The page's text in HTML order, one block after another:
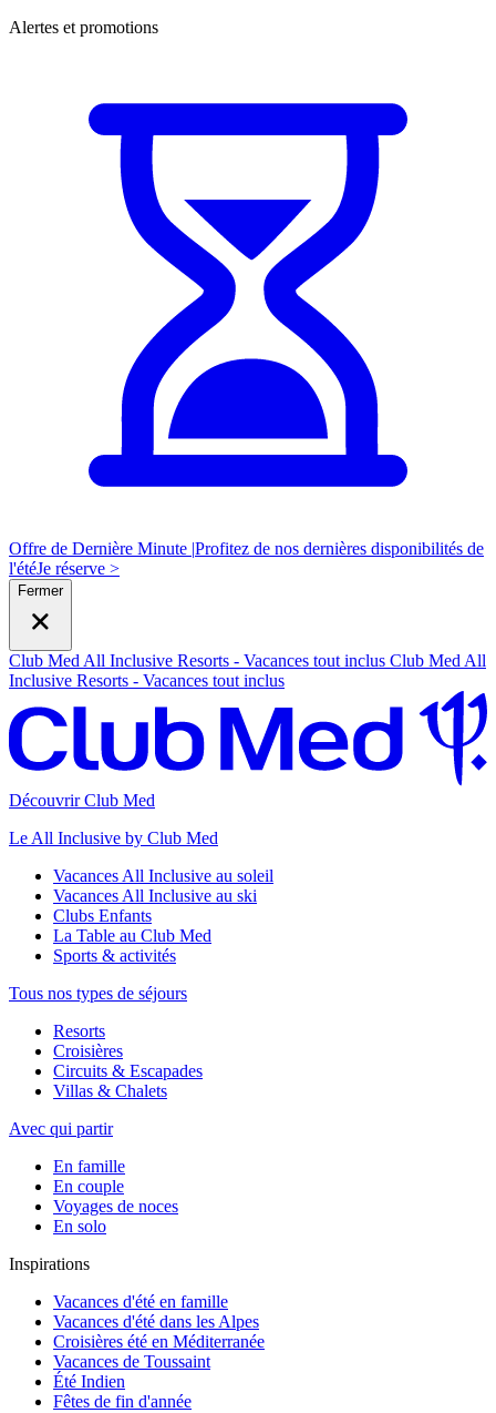
Alertes et promotions
Offre de Dernière Minute |Profitez de nos dernières disponibilités de
l'étéJe réserve >
Fermer
Club Med All Inclusive Resorts - Vacances tout inclus Club Med All
Inclusive Resorts - Vacances tout inclus
Découvrir Club Med
Le All Inclusive by Club Med
Vacances All Inclusive au soleil
Vacances All Inclusive au ski
Clubs Enfants
La Table au Club Med
Sports & activités
Tous nos types de séjours
Resorts
Croisières
Circuits & Escapades
Villas & Chalets
Avec qui partir
En famille
En couple
Voyages de noces
En solo
Inspirations
Vacances d'été en famille
Vacances d'été dans les Alpes
Croisières été en Méditerranée
Vacances de Toussaint
Été Indien
Fêtes de fin d'année